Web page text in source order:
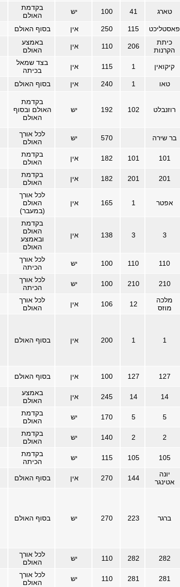
טארג 41
100 יש
בקדמת
האולם
פאסטליכט 115
250 אין בסוף האולם
כיתת
הקרנות
206
110 אין
באמצע
האולם
קיקואין 1
115 אין
בצד שמאל
בכיתה
טאו 1
240 אין בסוף האולם
רוזנבלט 102
192 יש
בקדמת
האולם ובסוף
האולם
בר שירה 570 יש
לכל אורך
האולם
101
101
182 אין
בקדמת
האולם
201
201
182 אין
בקדמת
האולם
אפטר 1
165 אין
לכל אורך
האולם
(במעבר)
3
3
138 אין
בקדמת
האולם
ובאמצע
האולם
110
110
100 יש
לכל אורך
הכיתה
210
210
100 יש
לכל אורך
הכיתה
מלכה
מוזס
12
106 אין
לכל אורך
האולם
1
1
200 אין בסוף האולם
127
127
100 אין בסוף האולם
14
14
245 אין
באמצע
האולם
5
5
170 יש
בקדמת
האולם
2
2
140 יש
בקדמת
האולם
105
105
115 יש
בקדמת
הכיתה
יונה
אטינגר
144
270 אין בסוף האולם
ברגר 223
270 יש בסוף האולם
282
282
110 יש
לכל אורך
האולם
281
281
110 יש
לכל אורך
האולם